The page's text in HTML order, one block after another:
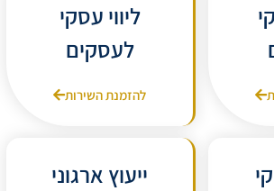
ליווי עסקי
לעסקים
להזמנת השירות
ייעוץ ארגוני